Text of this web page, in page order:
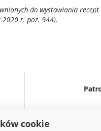
do wystawiania
r. poz. 944).
cookie